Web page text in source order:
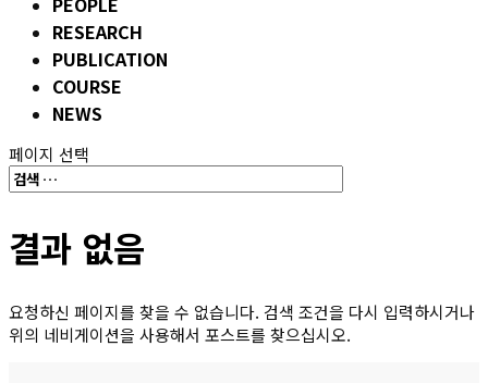
RESEARCH
PUBLICATION
COURSE
NEWS
페이지 선택
결과 없음
요청하신 페이지를 찾을 수 없습니다. 검색 조건을 다시 입력하시거나
위의 네비게이션을 사용해서 포스트를 찾으십시오.